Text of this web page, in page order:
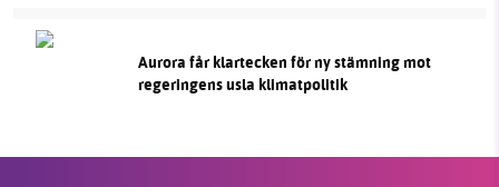
Aurora får klartecken för ny stämning mot
regeringens usla klimatpolitik